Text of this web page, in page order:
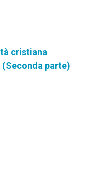
cristiana
(Seconda parte)